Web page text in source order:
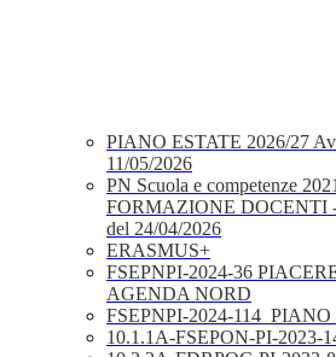
PIANO ESTATE 2026/27
11/05/2026
PN Scuola e competenze
FORMAZIONE DOCENTI
del 24/04/2026
ERASMUS+
FSEPNPI-2024-36
AGENDA NORD
FSEPNPI-2024-114_PIANO
10.1.1A-FSEPON-PI-2023-